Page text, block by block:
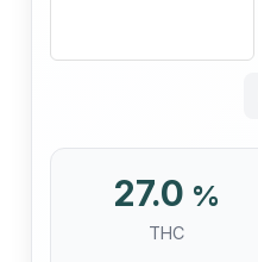
27.0 %
THC